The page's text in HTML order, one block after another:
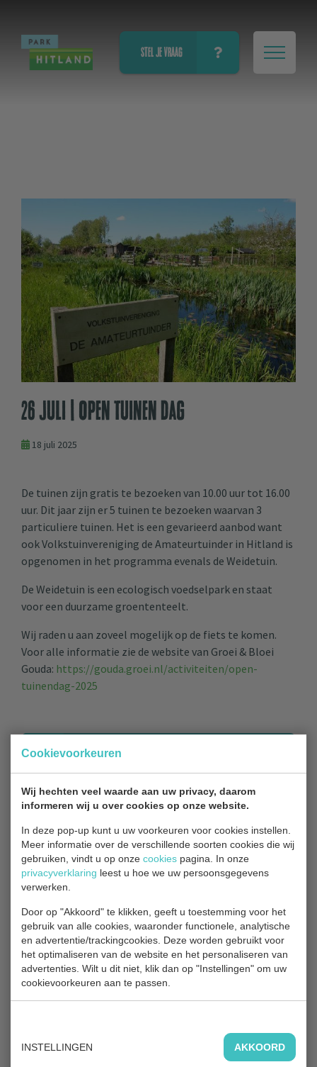
Cookievoorkeuren
Wij hechten veel waarde aan uw privacy, daarom
informeren wij u over cookies op onze website.
In deze pop-up kunt u uw voorkeuren voor cookies instellen.
Meer informatie over de verschillende soorten cookies die wij
gebruiken, vindt u op onze cookies pagina. In onze
privacyverklaring leest u hoe we uw persoonsgegevens
verwerken.
Door op "Akkoord" te klikken, geeft u toestemming voor het
gebruik van alle cookies, waaronder functionele, analytische
en advertentie/trackingcookies. Deze worden gebruikt voor
het optimaliseren van de website en het personaliseren van
advertenties. Wilt u dit niet, klik dan op "Instellingen" om uw
cookievoorkeuren aan te passen.
INSTELLINGEN AKKOORD
STEL JE VRAAG
26 juli | Open Tuinen Dag
18 juli 2025
De tuinen zijn gratis te bezoeken van 10.00 uur tot 16.00
uur. Dit jaar zijn er 5 tuinen te bezoeken waarvan 3
particuliere tuinen. Het is een gevarieerd aanbod want
ook Volkstuinvereniging de Amateurtuinder in Hitland is
opgenomen in het programma evenals de Weidetuin.
De Weidetuin is een ecologisch voedselpark en staat
voor een duurzame groententeelt.
Wij raden u aan zoveel mogelijk op de fiets te komen.
Voor alle informatie zie de website van Groei & Bloei
Gouda: https://gouda.groei.nl/activiteiten/open-
tuinendag-2025
Contact
Park Hitland
Blaardorpseweg 1
2911 BC Nieuwerkerk aan den IJssel
0180 31 71 88
Algemeen Bestuur Recreatieschap